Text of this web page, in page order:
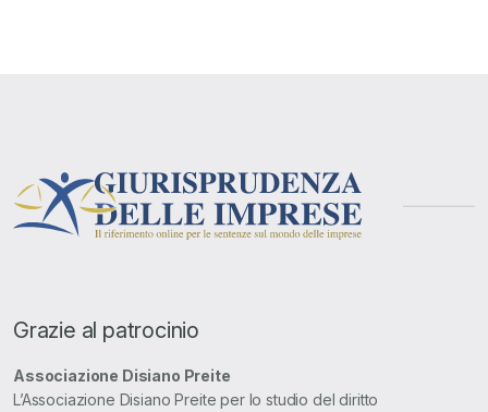
Grazie al patrocinio
Associazione Disiano Preite
L’Associazione Disiano Preite per lo studio del diritto